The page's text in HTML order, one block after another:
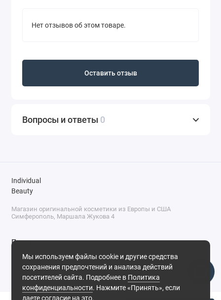
Нет отзывов об этом товаре.
Оставить отзыв
Вопросы и ответы 0
Мы используем файлы cookie и другие средства
сохранения предпочтений и анализа действий
посетителей сайта. Подробнее в Политика
конфиденциальности. Нажмите «Принять», если
даете согласие на это.
Individual
Beauty
Магазин оригинальной косметики из Европы и США
Симферополь, Маршала Жукова 4
Поддержка
+7 (978) 586-46-46
ПН-ПТ: 9:00 - 18:00
Суббота: 9:00 - 17:00
Воскресенье: выходной
Симферополь, ул. Маршала Жукова, 4